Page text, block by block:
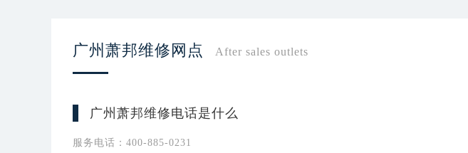
广州萧邦维修网点 After sales outlets
广州萧邦维修电话是什么
服务电话：400-885-0231